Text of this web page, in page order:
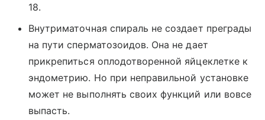
18.
Внутриматочная спираль не создает преграды
на пути сперматозоидов. Она не дает
прикрепиться оплодотворенной яйцеклетке к
эндометрию. Но при неправильной установке
может не выполнять своих функций или вовсе
выпасть.